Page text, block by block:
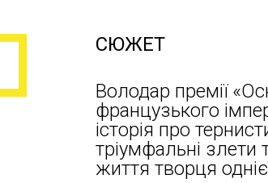
СЮЖЕТ
Володар премії
французького
історія про
тріумфальні злети
життя творця